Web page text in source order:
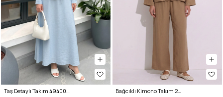
Taş Detaylı Takım 494004 - BEBE MAVİSİ Bağcıklı Kimono Takım 26610 - BİSKÜVİ